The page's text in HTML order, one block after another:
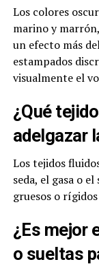
Los colores
marino y
un efecto más
estampados
visualmente el
¿Qué
adelgazar
Los tejidos
seda, el gasa o
gruesos o
¿Es mejor
o sueltas